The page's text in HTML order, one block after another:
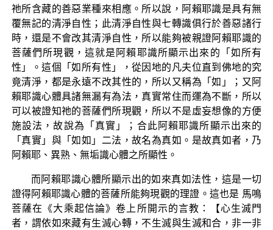
祂所含藏的善惡業種來相應。所以說，阿賴耶識是具有無
覆無記的清淨自性；此清淨自性與七轉識俱行於善惡諸行
時，還是不會改其清淨自性，所以能夠被親證阿賴耶識的
菩薩們所現觀，這就是阿賴耶識所顯示出來的「如所有
性」。這個「如所有性」，從因地的凡夫位直到佛地的究
竟清淨，都是永遠不改其性的，所以又稱為「如」；又阿
賴耶識心體具諸無漏有為法，真實常住而運為不斷，所以
可以被證知祂的菩薩們所現觀，所以不是虛妄想像的方便
施設法，故說為「真實」；合此阿賴耶識所顯示出來的
「真實」與「如如」二法，故名為真如。是故真如者，乃
阿賴耶、異熟、無垢識心體之所顯性。
而阿賴耶識心體所顯示出的如來真如法性，這是一切
證得阿賴耶識心體的菩薩所能夠現觀的理證。這也是 馬鳴
菩薩在《大乘起信論》卷上所開示的言教：【心生滅門
者，謂依如來藏有生滅心轉，不生滅與生滅和合，非一非